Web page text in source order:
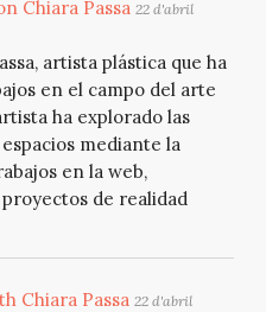
Chiara Passa 22 d'abril
artista plástica que ha
en el campo del arte
ha explorado las
mediante la
en la web,
de realidad
Chiara Passa 22 d'abril